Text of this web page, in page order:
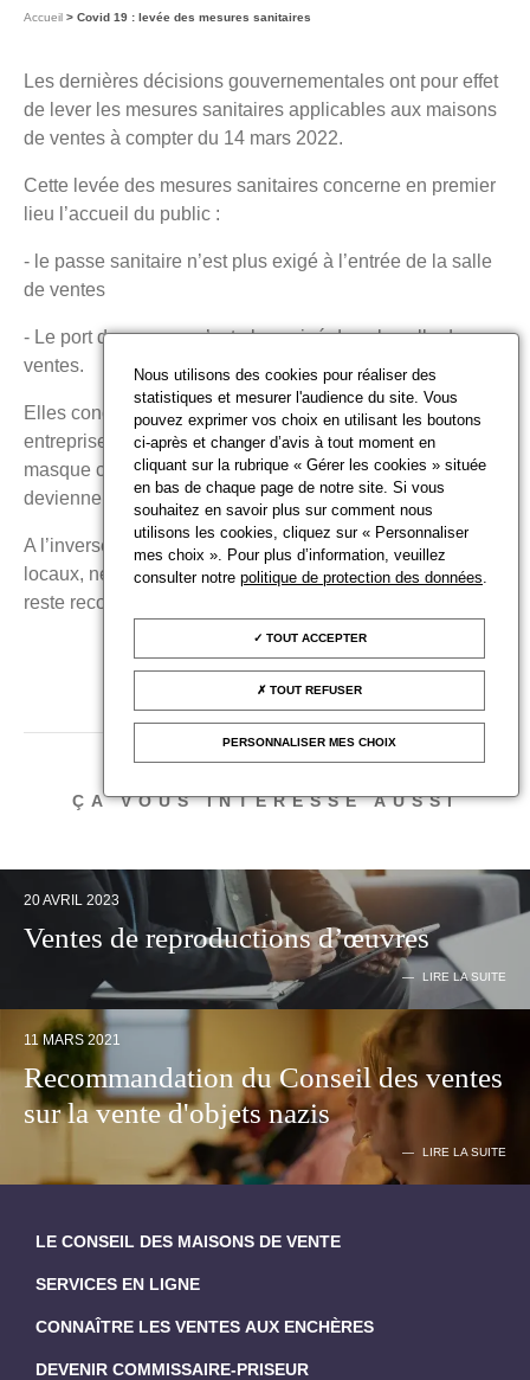
Accueil Covid 19 : levée des mesures sanitaires
Les dernières décisions gouvernementales ont pour effet
de lever les mesures sanitaires applicables aux maisons
de ventes à compter du 14 mars 2022.
Cette levée des mesures sanitaires concerne en premier
lieu l’accueil du public :
- le passe sanitaire n’est plus exigé à l’entrée de la salle
de ventes
- Le port du masque n’est plus exigé dans la salle de
ventes.
Elles concernent également la vie au sein des
entreprises : les obligations de distanciation et de port du
masque cessent de s’appliquer à l’intérieur des locaux et
deviennent facultatives.
A l’inverse, le respect des règles d’hygiène (aération des
locaux, nettoyage des surfaces, lavage des mains au gel)
reste recommandé.
PUBLIÉ LE15 MARS 2022
ÇA VOUS INTÉRESSE AUSSI
20 AVRIL 2023
Ventes de reproductions d’œuvres
LIRE LA SUITE
11 MARS 2021
Recommandation du Conseil des ventes
sur la vente d'objets nazis
LIRE LA SUITE
LE CONSEIL DES MAISONS DE VENTE
SERVICES EN LIGNE
CONNAÎTRE LES VENTES AUX ENCHÈRES
DEVENIR COMMISSAIRE-PRISEUR
Nous utilisons des cookies pour réaliser des
statistiques et mesurer l'audience du site. Vous
pouvez exprimer vos choix en utilisant les boutons
ci-après et changer d’avis à tout moment en
cliquant sur la rubrique « Gérer les cookies » située
en bas de chaque page de notre site. Si vous
souhaitez en savoir plus sur comment nous
utilisons les cookies, cliquez sur « Personnaliser
mes choix ». Pour plus d’information, veuillez
consulter notrepolitique de protection des données.
TOUT ACCEPTER
TOUT REFUSER
PERSONNALISER MES CHOIX